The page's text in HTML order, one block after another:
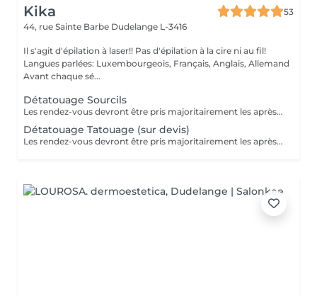
Kika
53
44, rue Sainte Barbe Dudelange L-3416
Il s'agit d'épilation à laser!! Pas d'épilation à la cire ni au fil!
Langues parlées: Luxembourgeois, Français, Anglais, Allemand
Avant chaque sé...
Détatouage Sourcils
Les rendez-vous devront être pris majoritairement les après-midis. Les rendez-vous se feront donc par appel téléphonique ou sms Merci
Détatouage Tatouage (sur devis)
Les rendez-vous devront être pris majoritairement les après-midis. Les rendez-vous se feront donc par appel téléphonique ou sms Merci